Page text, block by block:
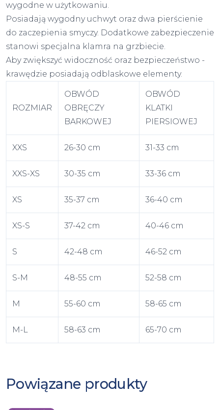
wygodne w użytkowaniu.
Posiadają wygodny uchwyt oraz dwa pierścienie
do zaczepienia smyczy. Dodatkowe zabezpieczenie
stanowi specjalna klamra na grzbiecie.
Aby zwiększyć widoczność oraz bezpieczeństwo -
krawędzie posiadają odblaskowe elementy.
ROZMIAR
OBWÓD
OBRĘCZY
BARKOWEJ
OBWÓD
KLATKI
PIERSIOWEJ
XXS 26-30 cm 31-33 cm
XXS-XS 30-35 cm 33-36 cm
XS 35-37 cm 36-40 cm
XS-S 37-42 cm 40-46 cm
S 42-48 cm 46-52 cm
S-M 48-55 cm 52-58 cm
M 55-60 cm 58-65 cm
M-L 58-63 cm 65-70 cm
Powiązane produkty